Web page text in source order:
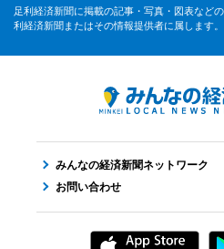
足利経済新聞に掲載の記事・写真・図表など
利経済新聞またはその情報提供者に属します。
みんなの経済新聞ネットワーク
お問い合わせ